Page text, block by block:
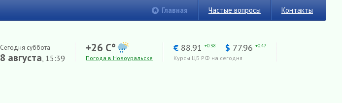
Главная Частые вопросы Контакты
Сегодня суббота
8 августа, 15:39
+26 C°
Погода в Новоуральске
€ 88.91 +0.38 $ 77.96 +0.47
Курсы ЦБ РФ на сегодня